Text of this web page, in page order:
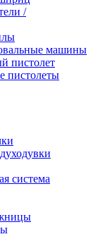
/
машины
пистолет
пистолеты
система